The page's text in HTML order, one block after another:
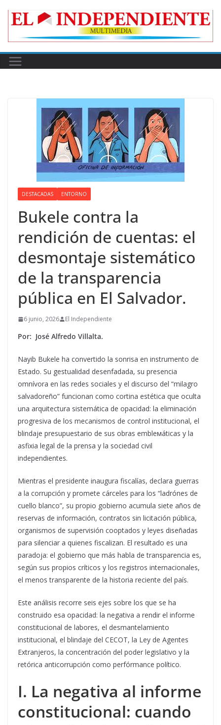
DESTACADAS ENTORNO
Bukele contra la
rendición de cuentas: el
desmontaje sistemático
de la transparencia
pública en El Salvador.
6 junio, 2026 El Independiente
Por: José Alfredo Villalta.
Nayib Bukele ha convertido la sonrisa en instrumento de
Estado. Su gestualidad desenfadada, su presencia
omnívora en las redes sociales y el discurso del “milagro
salvadoreño” funcionan como cortina estética que oculta
una arquitectura sistemática de opacidad: la eliminación
progresiva de los mecanismos de control institucional, el
blindaje presupuestario de sus obras emblемáticas y la
asfixia legal de la prensa y la sociedad civil
independientes.
Mientras el presidente inaugura fiscalías, declara guerras
a la corrupción y promete cárceles para los “ladrónes de
cuello blanco”, su propio gobierno acumula siete años de
reservas de información, contratos sin licitación pública,
organismos de supervisión cooptados y leyes diseñadas
para silenciar a quienes fiscalizan. El resultado es una
paradoja: el gobierno que más habla de transparencia es,
según sus propios críticos y los registros internacionales,
el menos transparente de la historia reciente del país.
Este análisis recorre seis ejes sobre los que se ha
construido esa opacidad: la negativa a rendir el informe
constitucional de labores, el desmantelamiento
institucional, el blindaje del CECOT, la Ley de Agentes
Extranjeros, la concentración del poder legislativo y la
retórica anticorrupción como perfórmance político.
I. La negativa al informe
constitucional: cuando